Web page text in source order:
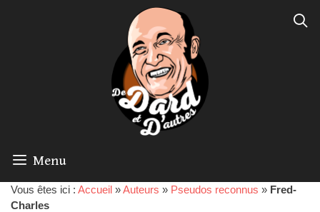
Menu
Vous êtes ici : Accueil »Auteurs » Pseudos reconnus » Fred-
Charles